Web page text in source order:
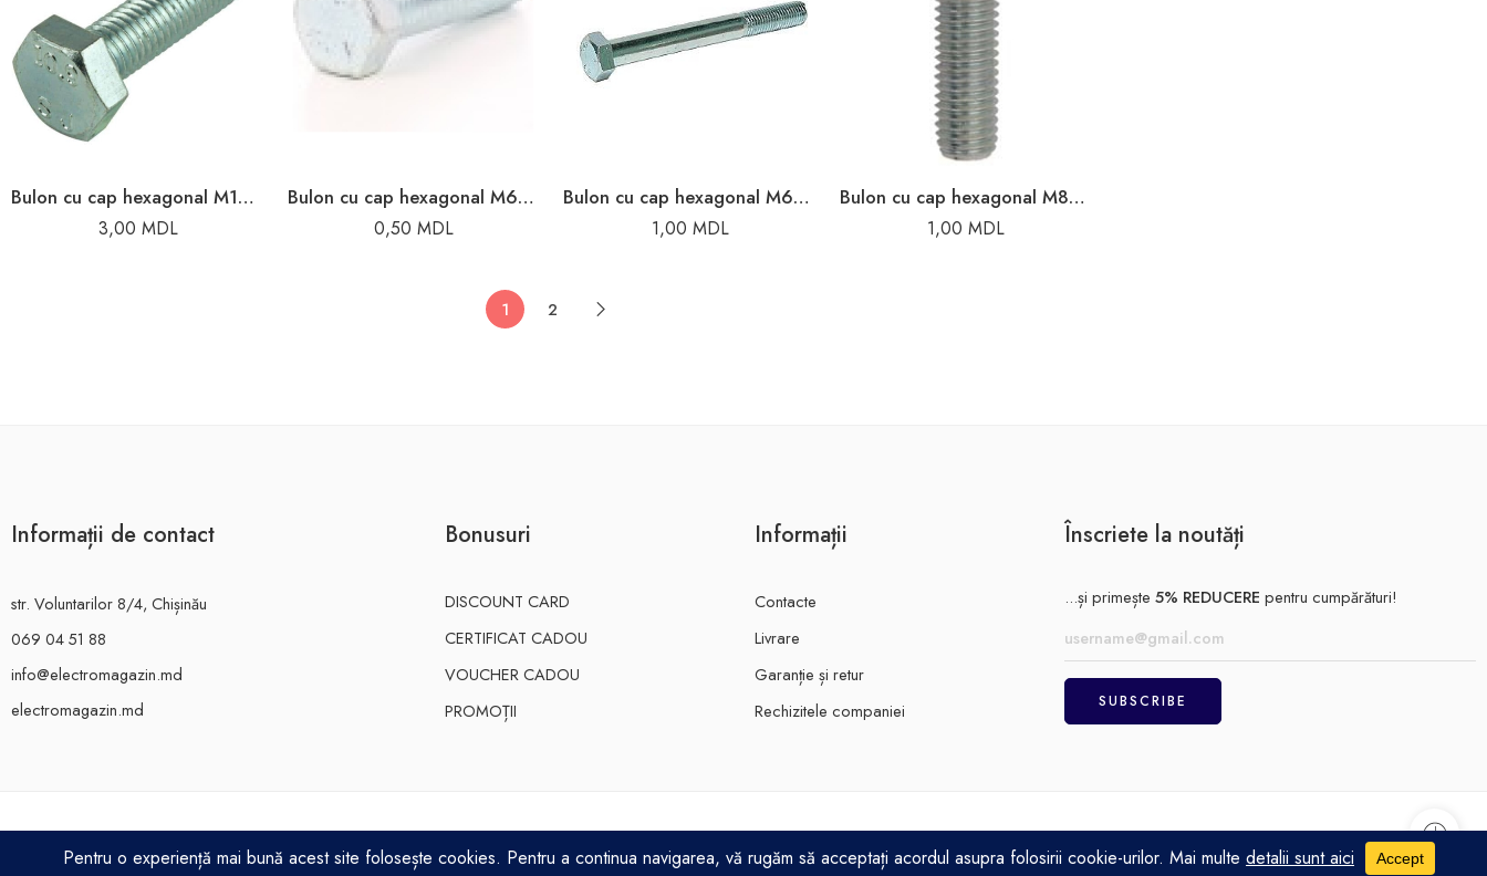
Bulon cu cap hexagonal M12x40
3,00 MDL
Bulon cu cap hexagonal M6x25
0,50MDL
Bulon cu cap hexagonal M6x80
1,00 MDL
Bulon cu cap hexagonal M8x25
1,00MDL
1 2
Informații de contact
str. Voluntarilor 8/4, Chișinău
069 04 51 88
info@electromagazin.md
electromagazin.md
Bonusuri
DISCOUNT CARD
CERTIFICAT CADOU
VOUCHER CADOU
PROMOȚII
Informații
Contacte
Livrare
Garanție și retur
Rechizitele companiei
Înscriete la noutăți
...și primește 5% REDUCERE pentru cumpărături!
ELECTRO MAGAZIN SRL© 2026 Achitare Politică de confidențialitate Termeni și condiții